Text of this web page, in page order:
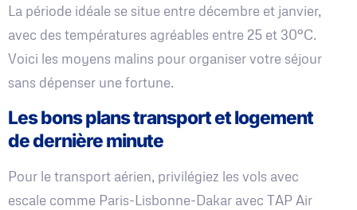
La période idéale se situe entre décembre et janvier,
avec des températures agréables entre 25 et 30°C.
Voici les moyens malins pour organiser votre séjour
sans dépenser une fortune.
Les bons plans transport et logement
de dernière minute
Pour le transport aérien, privilégiez les vols avec
escale comme Paris-Lisbonne-Dakar avec TAP Air